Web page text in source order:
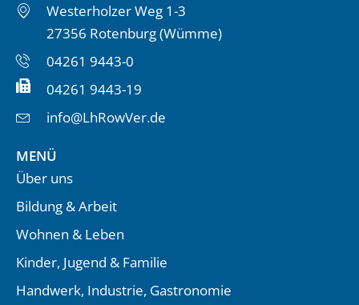
Westerholzer Weg 1-3
27356 Rotenburg (Wümme)
04261 9443-0
04261 9443-19
info@LhRowVer.de
MENÜ
Über uns
Bildung & Arbeit
Wohnen & Leben
Kinder, Jugend & Familie
Handwerk, Industrie, Gastronomie